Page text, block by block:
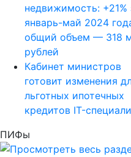
недвижимость: +21%
январь-май 2024
общий объем — 318
рублей
Кабинет министров
готовит изменения
льготных ипотечных
кредитов IT-
ПИФы